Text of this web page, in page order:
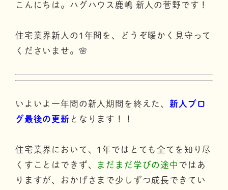
こんにちは。ハグハウス鹿嶋 新人の菅野です！
住宅業界新人の1年間を、どうぞ暖かく見守って
くださいませ。🌸
いよいよ一年間の新人期間を終えた、新人ブロ
グ最後の更新 となります！！
住宅業界において、1年ではとても全てを知り尽
くすことはできず、
まだまだ学びの途中 ではあ
りますが、おかげさまで少しずつ成長できてい